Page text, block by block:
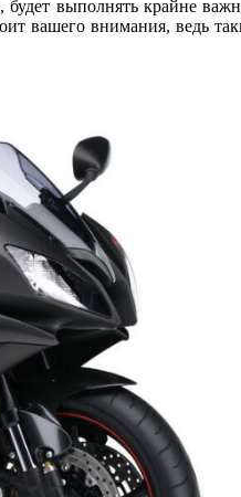
выполнять крайне
вашего внимания, ведь